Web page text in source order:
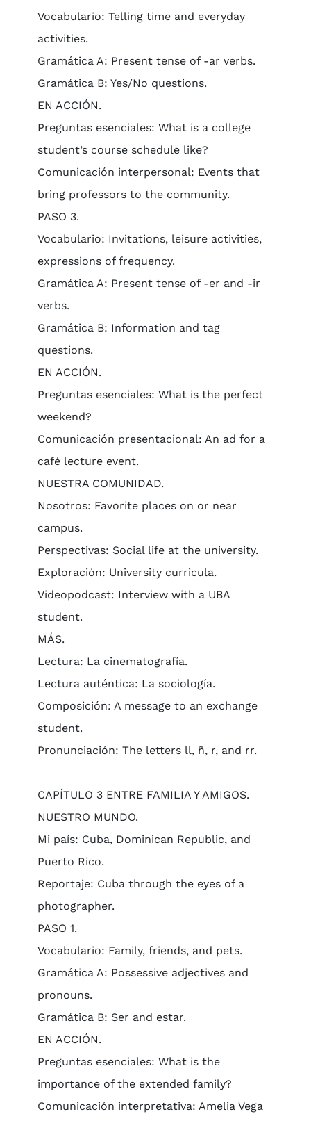
Vocabulario: Telling time and everyday
activities.
Gramática A: Present tense of -ar verbs.
Gramática B: Yes/No questions.
EN ACCIÓN.
Preguntas esenciales: What is a college
student’s course schedule like?
Comunicación interpersonal: Events that
bring professors to the community.
PASO 3.
Vocabulario: Invitations, leisure activities,
expressions of frequency.
Gramática A: Present tense of -er and -ir
verbs.
Gramática B: Information and tag
questions.
EN ACCIÓN.
Preguntas esenciales: What is the perfect
weekend?
Comunicación presentacional: An ad for a
café lecture event.
NUESTRA COMUNIDAD.
Nosotros: Favorite places on or near
campus.
Perspectivas: Social life at the university.
Exploración: University curricula.
Videopodcast: Interview with a UBA
student.
MÁS.
Lectura: La cinematografía.
Lectura auténtica: La sociología.
Composición: A message to an exchange
student.
Pronunciación: The letters ll, ñ, r, and rr.
CAPÍTULO 3 ENTRE FAMILIA Y AMIGOS.
NUESTRO MUNDO.
Mi país: Cuba, Dominican Republic, and
Puerto Rico.
Reportaje: Cuba through the eyes of a
photographer.
PASO 1.
Vocabulario: Family, friends, and pets.
Gramática A: Possessive adjectives and
pronouns.
Gramática B: Ser and estar.
EN ACCIÓN.
Preguntas esenciales: What is the
importance of the extended family?
Comunicación interpretativa: Amelia Vega